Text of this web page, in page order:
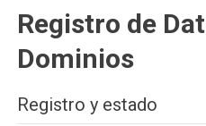
Registro de
Dominios
Registro y estado